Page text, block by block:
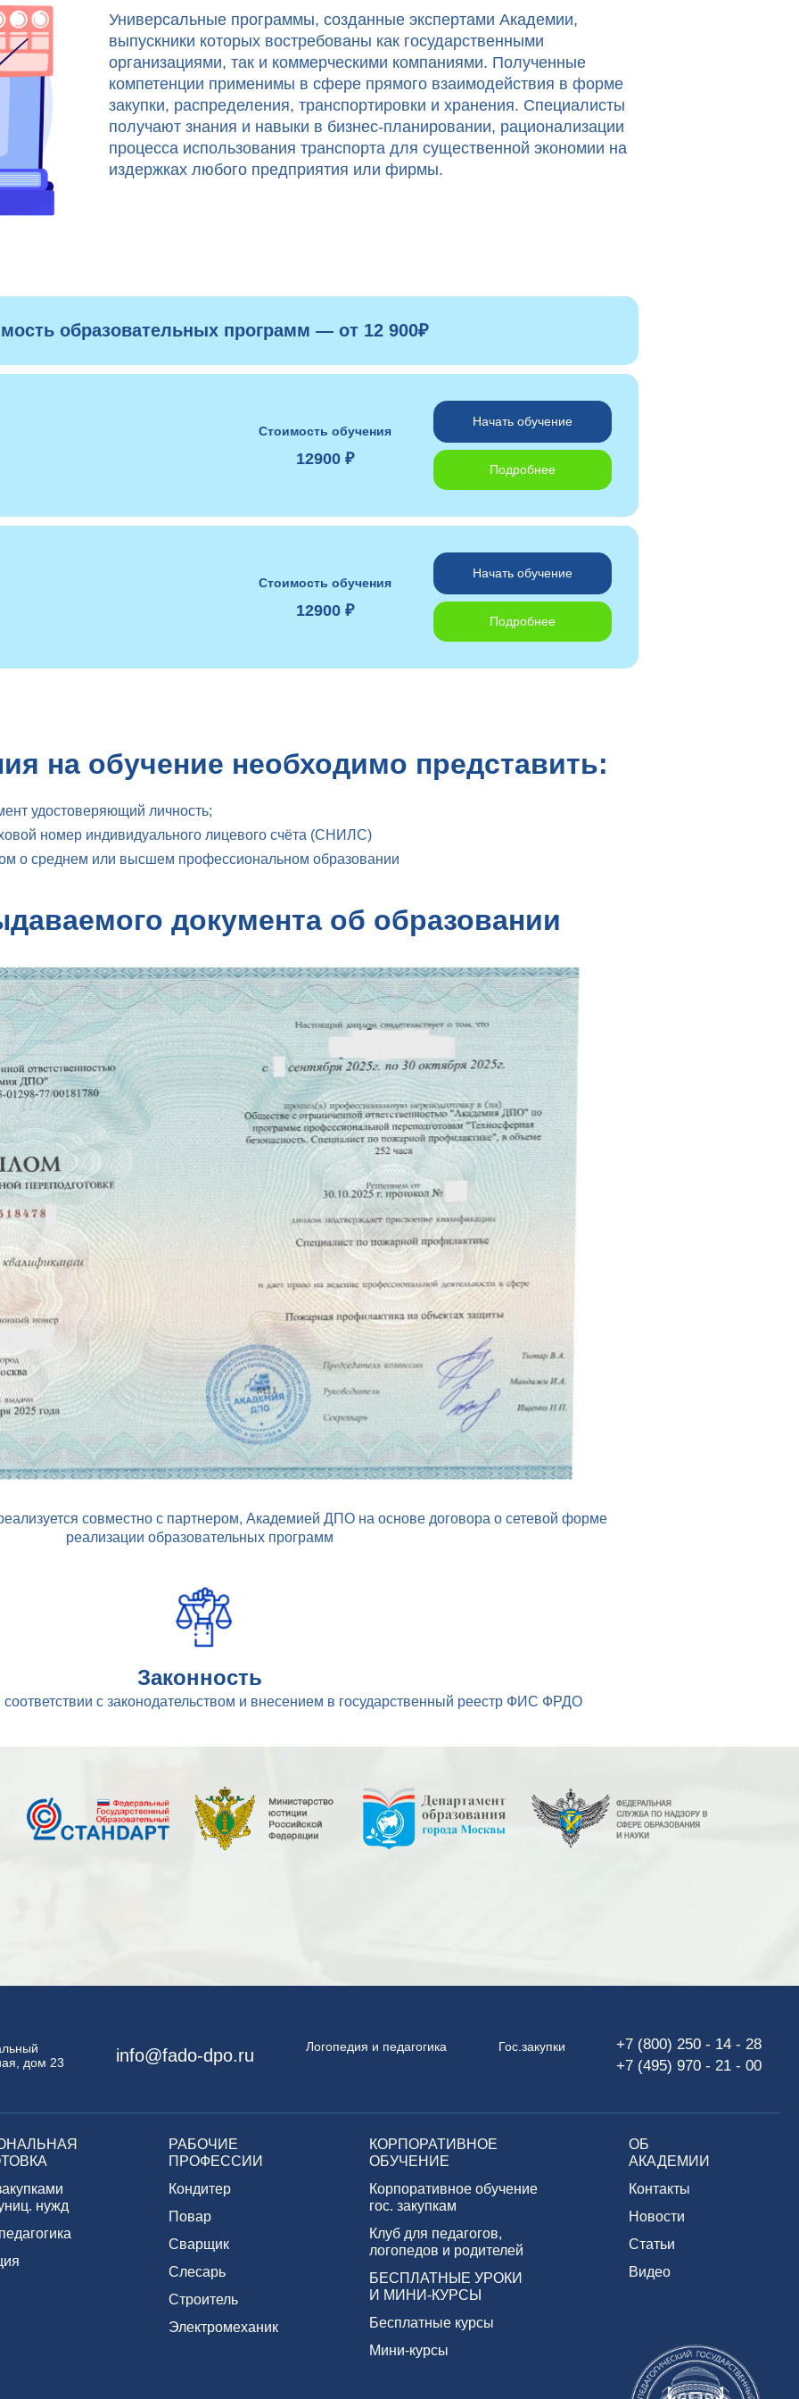
Универсальные программы, созданные экспертами Академии,
выпускники которых востребованы как государственными
организациями, так и коммерческими компаниями. Полученные
компетенции применимы в сфере прямого взаимодействия в форме
закупки, распределения, транспортировки и хранения. Специалисты
получают знания и навыки в бизнес-планировании, рационализации
процесса использования транспорта для существенной экономии на
издержках любого предприятия или фирмы.
образовательных программ — от 12 900₽
Стоимость обучения
12900 ₽
Начать обучение
Подробнее
Стоимость обучения
12900 ₽
Начать обучение
Подробнее
на обучение необходимо представить:
удостоверяющий личность;
номер индивидуального лицевого счёта (СНИЛС)
о среднем или высшем профессиональном образовании
документа об образовании
совместно с партнером, Академией ДПО на основе договора о сетевой форме
реализации образовательных программ
Законность
с законодательством и внесением в государственный реестр ФИС ФРДО
дом 23
info@fado-dpo.ru Логопедия и педагогика Гос.закупки
+7 (800) 250 - 14 - 28
+7 (495) 970 - 21 - 00
нужд
РАБОЧИЕ
ПРОФЕССИИ
Кондитер
Повар
Сварщик
Слесарь
Строитель
Электромеханик
КОРПОРАТИВНОЕ
ОБУЧЕНИЕ
Корпоративное обучение
гос. закупкам
Клуб для педагогов,
логопедов и родителей
БЕСПЛАТНЫЕ УРОКИ
И МИНИ-КУРСЫ
Бесплатные курсы
Мини-курсы
ОБ
АКАДЕМИИ
Контакты
Новости
Статьи
Видео